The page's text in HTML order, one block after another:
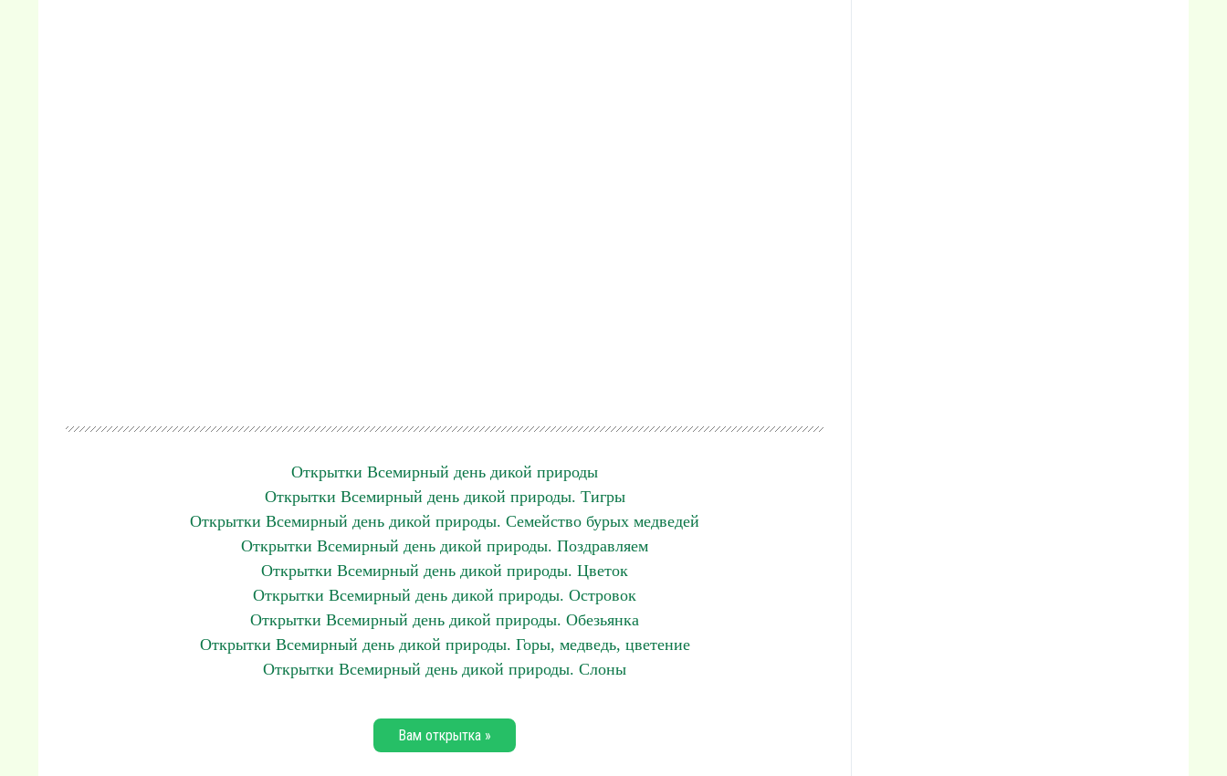
Открытки Всемирный день дикой природы
Открытки Всемирный день дикой природы. Тигры
Открытки Всемирный день дикой природы. Семейство бурых медведей
Открытки Всемирный день дикой природы. Поздравляем
Открытки Всемирный день дикой природы. Цветок
Открытки Всемирный день дикой природы. Островок
Открытки Всемирный день дикой природы. Обезьянка
Открытки Всемирный день дикой природы. Горы, медведь, цветение
Открытки Всемирный день дикой природы. Слоны
Вам открытка »